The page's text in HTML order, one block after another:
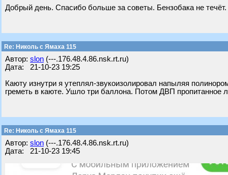
Добрый день. Спасибо больше за советы. Бензобака не течёт.
Re: Николь с Ямаха 115
Автор: slon (---.176.48.4.86.nsk.rt.ru)
Дата: 21-10-23 19:25
Каюту изнутри я утеплял-звукоизолировал напыляя
греметь в каюте. Ушло три баллона. Потом ДВП пропитанное
Re: Николь с Ямаха 115
Автор: slon (---.176.48.4.86.nsk.rt.ru)
Дата: 21-10-23 19:45